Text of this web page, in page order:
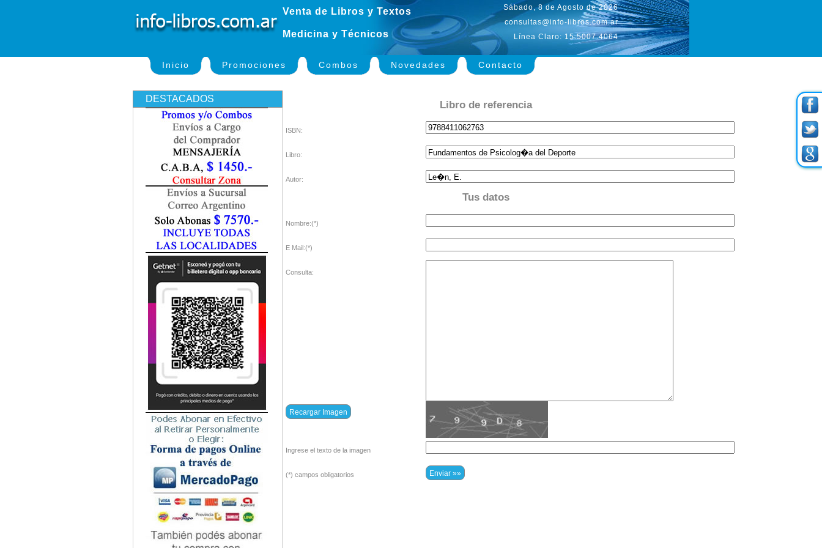
Venta de Libros y Textos
Medicina y Técnicos
Sábado, 8 de Agosto de 2026
consultas@info-libros.com.ar
Línea Claro: 15.5007.4064
Inicio Promociones Combos Novedades Contacto
DESTACADOS
Libro de referencia
ISBN:
Libro:
Autor:
Tus datos
Nombre:(*)
E Mail:(*)
Consulta:
Ingrese el texto de la imagen
(*) campos obligatorios